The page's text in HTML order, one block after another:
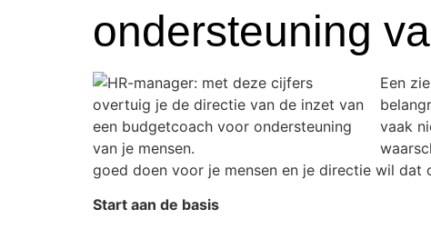
ondersteuning
Een
vaak
goed doen voor je mensen en je directie wil
Start aan de basis